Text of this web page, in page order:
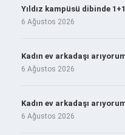
Yıldız kampüsü dibinde
6 Ağustos 2026
Kadın ev arkadaşı
6 Ağustos 2026
Kadın ev arkadaşı
6 Ağustos 2026